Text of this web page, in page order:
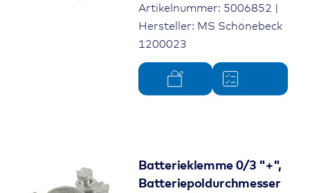
Artikelnummer: 5006852 |
Hersteller: MS Schönebeck
1200023
Batterieklemme 0/3 "+",
Batteriepoldurchmesser